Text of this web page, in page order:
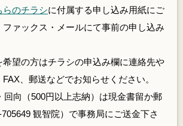
らのチラシに付属する申し込み用紙にご
ァックス・メールにて事前の申し込み
希望の方はチラシの申込み欄に連絡先や
、郵送などでお知らせください。
回向（500円以上志納）は現金書留か郵
観智院）で事務局にご送金下さ